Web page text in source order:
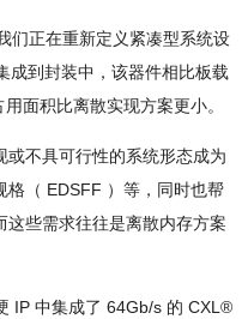
们正在重新定义紧凑型系统设
成到封装中，该器件相比板载
面积比离散实现方案更小。
不具可行性的系统形态成为
格（ EDSFF ）等，同时也帮
这些需求往往是离散内存方案
IP 中集成了 64Gb/s 的 CXL®